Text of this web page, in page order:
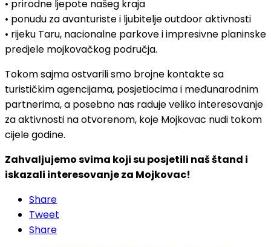
• prirodne ljepote našeg kraja
• ponudu za avanturiste i ljubitelje outdoor aktivnosti
• rijeku Taru, nacionalne parkove i impresivne planinske
predjele mojkovačkog područja.
Tokom sajma ostvarili smo brojne kontakte sa
turističkim agencijama, posjetiocima i međunarodnim
partnerima, a posebno nas raduje veliko interesovanje
za aktivnosti na otvorenom, koje Mojkovac nudi tokom
cijele godine.
Zahvaljujemo svima koji su posjetili naš štand i
iskazali interesovanje za Mojkovac!
Share
Tweet
Share